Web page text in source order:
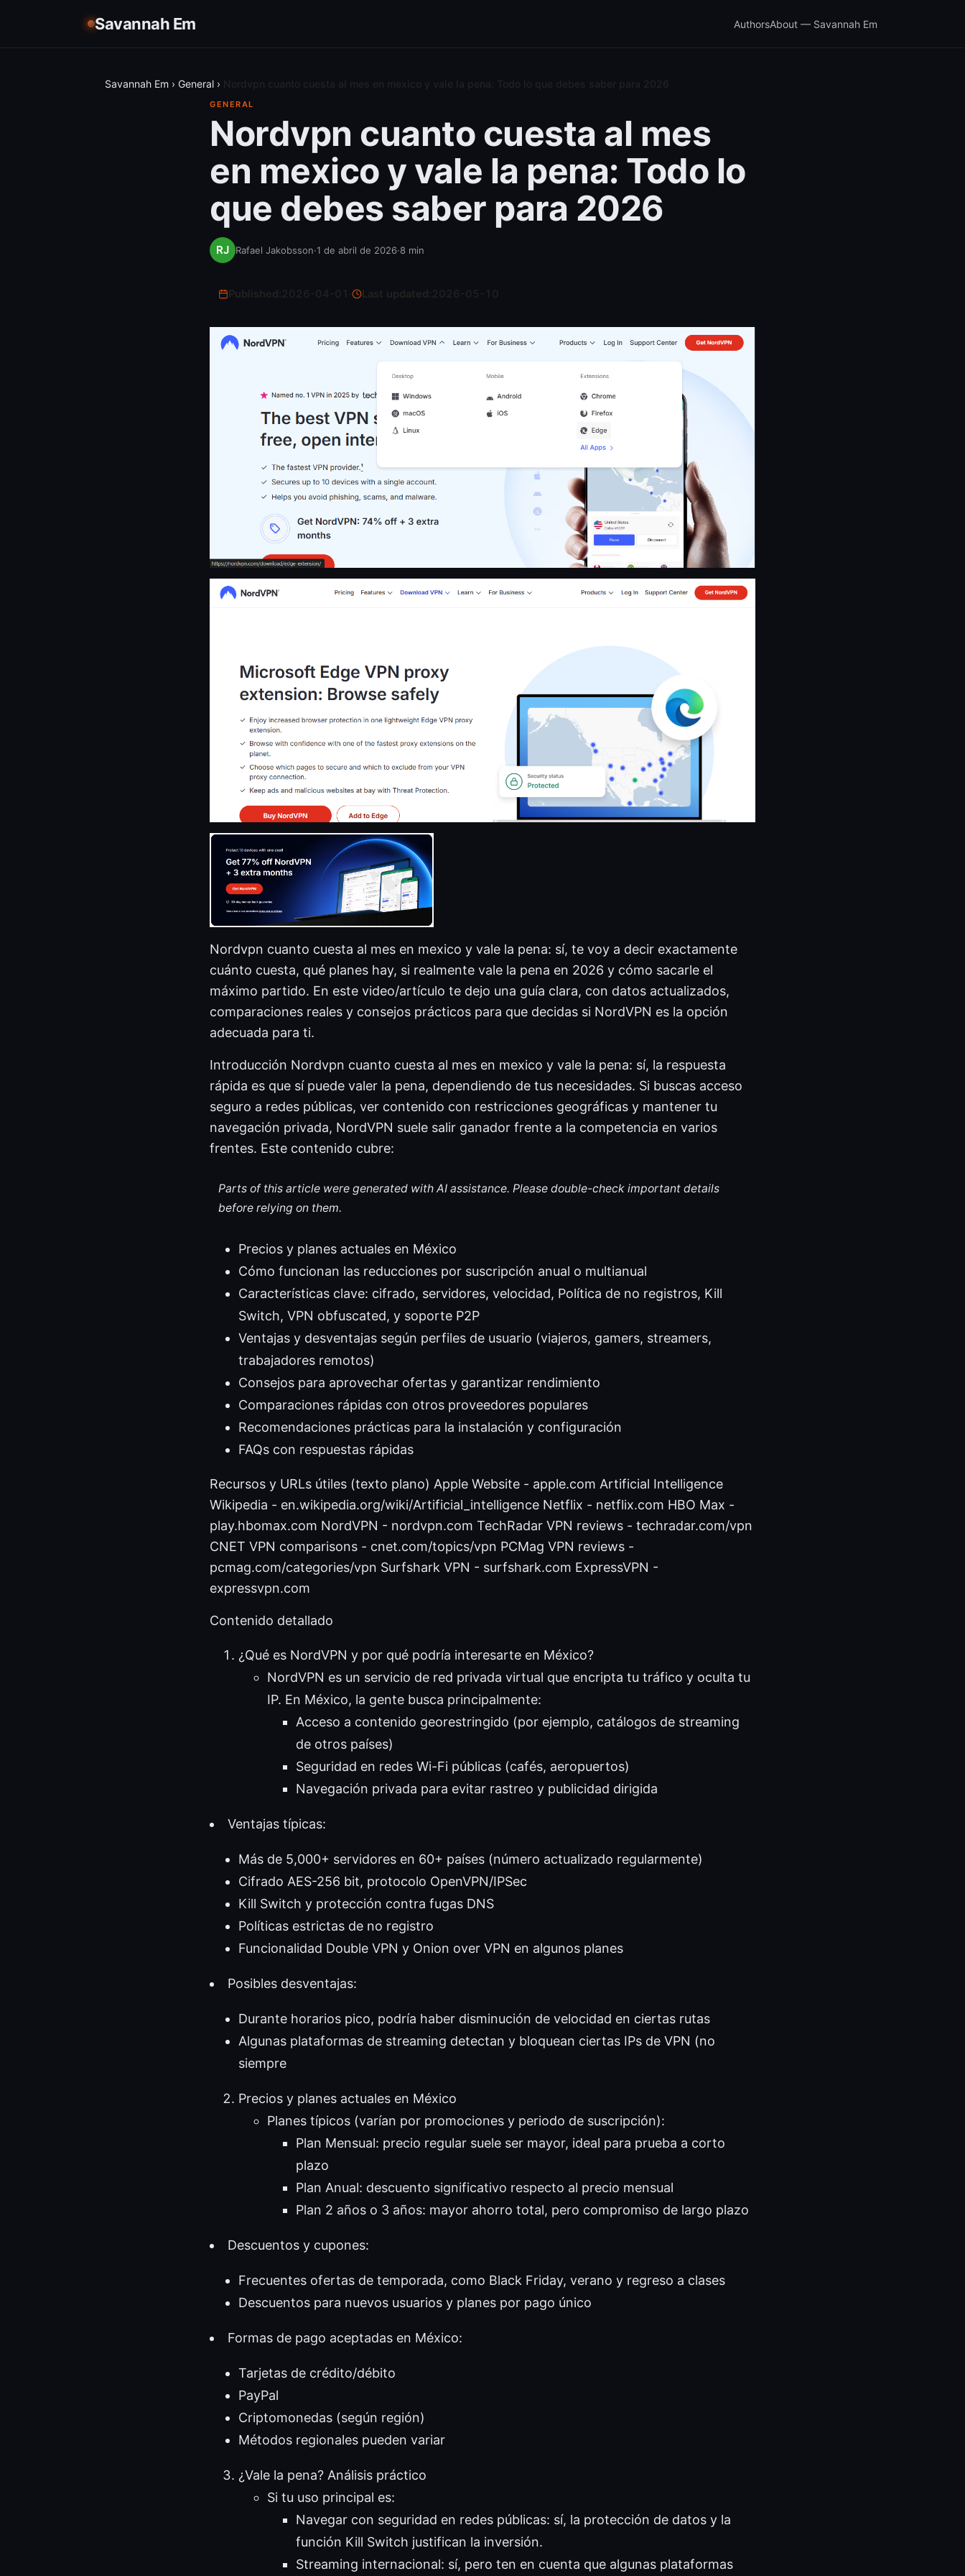
Savannah Em AuthorsAbout — Savannah Em
Savannah Em › General ›
GENERAL
Nordvpn cuanto cuesta al mes
en mexico y vale la pena: Todo lo
que debes saber para 2026
Rafael Jakobsson·1 de abril de 2026·8 min
Last updated:
Nordvpn cuanto cuesta al mes en mexico y vale la pena: sí, te voy a decir exactamente
cuánto cuesta, qué planes hay, si realmente vale la pena en 2026 y cómo sacarle el
máximo partido. En este video/artículo te dejo una guía clara, con datos actualizados,
comparaciones reales y consejos prácticos para que decidas si NordVPN es la opción
adecuada para ti.
Introducción Nordvpn cuanto cuesta al mes en mexico y vale la pena: sí, la respuesta
rápida es que sí puede valer la pena, dependiendo de tus necesidades. Si buscas acceso
seguro a redes públicas, ver contenido con restricciones geográficas y mantener tu
navegación privada, NordVPN suele salir ganador frente a la competencia en varios
frentes. Este contenido cubre:
Parts of this article were generated with AI assistance. Please double-check important details
before relying on them.
Precios y planes actuales en México
Cómo funcionan las reducciones por suscripción anual o multianual
Características clave: cifrado, servidores, velocidad, Política de no registros, Kill
Switch, VPN obfuscated, y soporte P2P
Ventajas y desventajas según perfiles de usuario (viajeros, gamers, streamers,
trabajadores remotos)
Consejos para aprovechar ofertas y garantizar rendimiento
Comparaciones rápidas con otros proveedores populares
Recomendaciones prácticas para la instalación y configuración
FAQs con respuestas rápidas
Recursos y URLs útiles (texto plano) Apple Website - apple.com Artificial Intelligence
Wikipedia - en.wikipedia.org/wiki/Artificial_intelligence Netflix - netflix.com HBO Max -
play.hbomax.com NordVPN - nordvpn.com TechRadar VPN reviews - techradar.com/vpn
CNET VPN comparisons - cnet.com/topics/vpn PCMag VPN reviews -
pcmag.com/categories/vpn Surfshark VPN - surfshark.com ExpressVPN -
expressvpn.com
Contenido detallado
¿Qué es NordVPN y por qué podría interesarte en México?
NordVPN es un servicio de red privada virtual que encripta tu tráfico y oculta tu
IP. En México, la gente busca principalmente:
Acceso a contenido georestringido (por ejemplo, catálogos de streaming
de otros países)
Seguridad en redes Wi-Fi públicas (cafés, aeropuertos)
Navegación privada para evitar rastreo y publicidad dirigida
Ventajas típicas:
Más de 5,000+ servidores en 60+ países (número actualizado regularmente)
Cifrado AES-256 bit, protocolo OpenVPN/IPSec
Kill Switch y protección contra fugas DNS
Políticas estrictas de no registro
Funcionalidad Double VPN y Onion over VPN en algunos planes
Posibles desventajas:
Durante horarios pico, podría haber disminución de velocidad en ciertas rutas
Algunas plataformas de streaming detectan y bloquean ciertas IPs de VPN (no
siempre
Precios y planes actuales en México
Planes típicos (varían por promociones y periodo de suscripción):
Plan Mensual: precio regular suele ser mayor, ideal para prueba a corto
plazo
Plan Anual: descuento significativo respecto al precio mensual
Plan 2 años o 3 años: mayor ahorro total, pero compromiso de largo plazo
Descuentos y cupones:
Frecuentes ofertas de temporada, como Black Friday, verano y regreso a clases
Descuentos para nuevos usuarios y planes por pago único
Formas de pago aceptadas en México:
Tarjetas de crédito/débito
PayPal
Criptomonedas (según región)
Métodos regionales pueden variar
¿Vale la pena? Análisis práctico
Si tu uso principal es:
Navegar con seguridad en redes públicas: sí, la protección de datos y la
función Kill Switch justifican la inversión.
Streaming internacional: sí, pero ten en cuenta que algunas plataformas